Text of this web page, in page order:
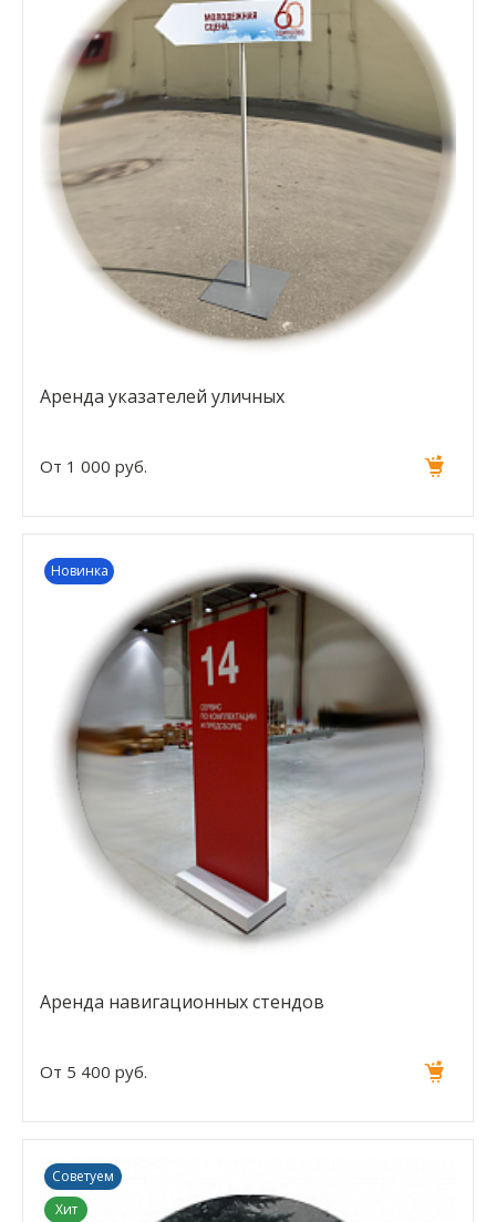
Аренда указателей уличных
От 1 000 руб.
Новинка
Аренда навигационных стендов
От 5 400 руб.
Советуем
Хит